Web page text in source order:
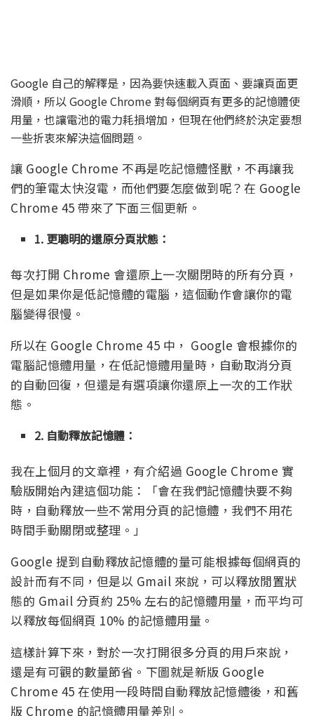
Google 自己的解釋是，因為要快速載入頁面、要讓頁面更
滑順，所以 Google Chrome 對每個網頁有更多的記憶體使
用量，也讓電池的電力耗損增加，但現在他們終於決定要想
一些折衷來解決這個問題。
讓 Google Chrome 不再是吃記憶體怪獸，不再讓我
們的筆電太快沒電，而他們要怎麼做到呢？在 Google
Chrome 45 帶來了下面三個更新。
1. 更聰明的還原分頁狀態：
每次打開 Chrome 會還原上一次關閉時的所有分頁，
但是如果你是低記憶體的電腦，這個動作會讓你的電
腦變得很慢。
所以在 Google Chrome 45 中， Google 會根據你的
電腦記憶體用量，在低記憶體用量時，自動取消分頁
的自動回復，但還是有選項讓你還原上一次的工作狀
態。
2. 自動釋放記憶體：
我在上個月的文章裡，有介紹過 Google Chrome 實
驗版開始內建這個功能：「會在我們記憶體快要不夠
時，自動釋放一些不常用分頁的記憶體，我們不用花
時間手動關閉或整理。」
Google 提到自動釋放記憶體的量可能根據每個網頁的
設計而有不同，但是以 Gmail 來說，可以釋放閒置狀
態的 Gmail 分頁約 25% 左右的記憶體用量，而平均可
以釋放每個網頁 10% 的記憶體用量。
這樣計算下來，對於一次打開很多分頁的用戶來說，
還是有可觀的數量節省。下圖就是新版 Google
Chrome 45 在使用一段時間自動釋放記憶體後，和舊
版 Chrome 的記憶體用量差別。